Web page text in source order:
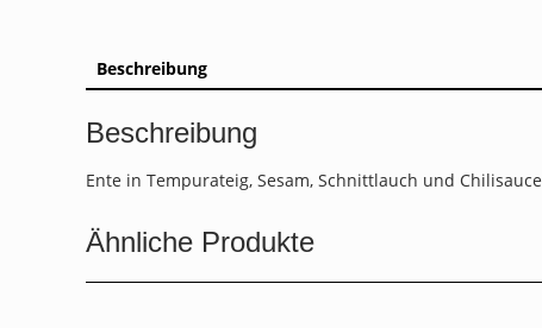
Beschreibung
Beschreibung
Ente in Tempurateig, Sesam, Schnittlauch und Chilisauce
Ähnliche Produkte